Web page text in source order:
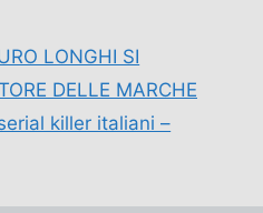
LONGHI SI
DELLE MARCHE
killer italiani –